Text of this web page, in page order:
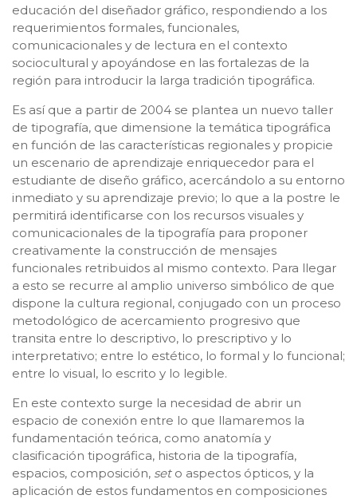
educación del diseñador gráfico, respondiendo a los
requerimientos formales, funcionales,
comunicacionales y de lectura en el contexto
sociocultural y apoyándose en las fortalezas de la
región para introducir la larga tradición tipográfica.
Es así que a partir de 2004 se plantea un nuevo taller
de tipografía, que dimensione la temática tipográfica
en función de las características regionales y propicie
un escenario de aprendizaje enriquecedor para el
estudiante de diseño gráfico, acercándolo a su entorno
inmediato y su aprendizaje previo; lo que a la postre le
permitirá identificarse con los recursos visuales y
comunicacionales de la tipografía para proponer
creativamente la construcción de mensajes
funcionales retribuidos al mismo contexto. Para llegar
a esto se recurre al amplio universo simbólico de que
dispone la cultura regional, conjugado con un proceso
metodológico de acercamiento progresivo que
transita entre lo descriptivo, lo prescriptivo y lo
interpretativo; entre lo estético, lo formal y lo funcional;
entre lo visual, lo escrito y lo legible.
En este contexto surge la necesidad de abrir un
espacio de conexión entre lo que llamaremos la
fundamentación teórica, como anatomía y
clasificación tipográfica, historia de la tipografía,
espacios, composición, seto aspectos ópticos, y la
aplicación de estos fundamentos en composiciones